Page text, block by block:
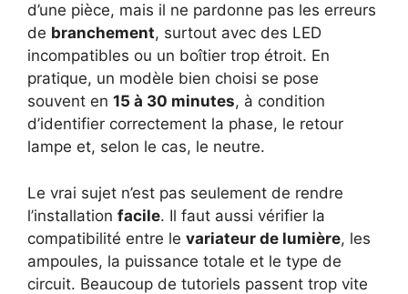
d’une pièce, mais il ne pardonne pas les erreurs
de branchement, surtout avec des LED
incompatibles ou un boîtier trop étroit. En
pratique, un modèle bien choisi se pose
souvent en 15 à 30 minutes, à condition
d’identifier correctement la phase, le retour
lampe et, selon le cas, le neutre.
Le vrai sujet n’est pas seulement de rendre
l’installation facile. Il faut aussi vérifier la
compatibilité entre le variateur de lumière, les
ampoules, la puissance totale et le type de
circuit. Beaucoup de tutoriels passent trop vite